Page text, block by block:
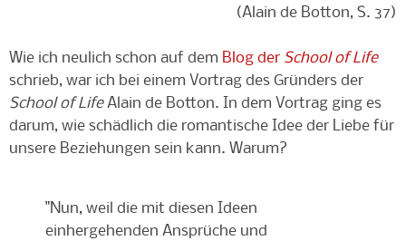
(Alain de Botton, S. 37)
Wie ich neulich schon auf dem Blog der School of Life
schrieb, war ich bei einem Vortrag des Gründers der
School of LifeAlain de Botton. In dem Vortrag ging es
darum, wie schädlich die romantische Idee der Liebe für
unsere Beziehungen sein kann. Warum?
"Nun, weil die mit diesen Ideen
einhergehenden Ansprüche und